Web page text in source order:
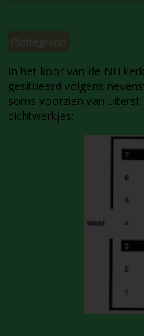
Plattegrond
In het koor van de NH
gesitueerd volgens
soms voorzien van uiterst
dichtwerkjes: